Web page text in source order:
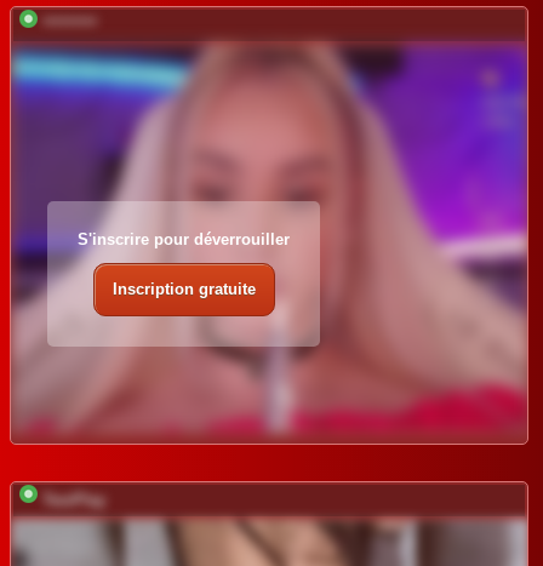
S'inscrire pour déverrouiller
Inscription gratuite
TwoPlay